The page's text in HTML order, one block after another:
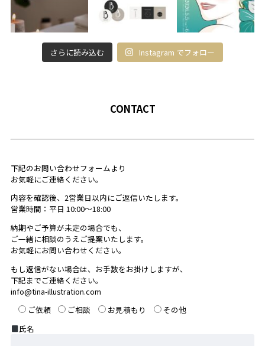
さらに読み込む Instagram でフォロー
CONTACT
下記のお問い合わせフォームより
お気軽にご連絡ください。
内容を確認後、2営業日以内にご返信いたします。
営業時間：平日 10:00〜18:00
納期やご予算が未定の場合でも、
ご一緒に相談のうえご提案いたします。
お気軽にお問い合わせください。
もし返信がない場合は、お手数をお掛けしますが、
下記までご連絡ください。
info@tina-illustration.com
ご依頼
ご相談 お見積もり
その他
氏名